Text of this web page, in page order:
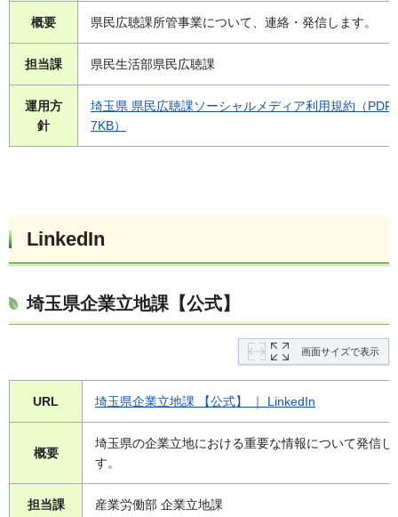
概要 県民広聴課所管事業について、連絡・発信します。
担当課 県民生活部県民広聴課
運用方
針
埼玉県 県民広聴課ソーシャルメディア利用規約（PDF
7KB）
LinkedIn
埼玉県企業立地課【公式】
画面サイズで表示
URL 埼玉県企業立地課 【公式】 ｜ LinkedIn
概要
埼玉県の企業立地における重要な情報について発信し
す。
担当課 産業労働部 企業立地課